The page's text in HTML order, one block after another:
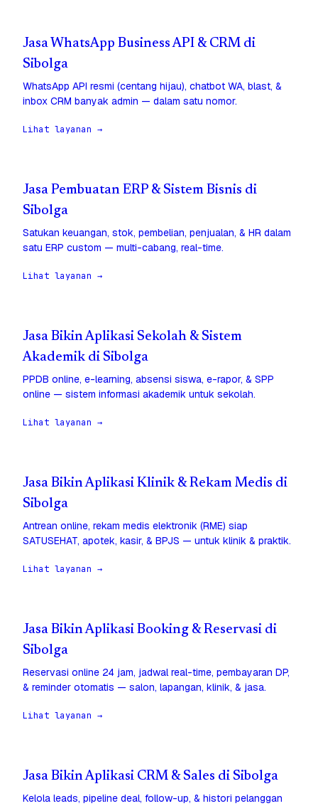
Jasa WhatsApp Business API & CRM di
Sibolga
WhatsApp API resmi (centang hijau), chatbot WA, blast, &
inbox CRM banyak admin — dalam satu nomor.
Lihat layanan →
Jasa Pembuatan ERP & Sistem Bisnis di
Sibolga
Satukan keuangan, stok, pembelian, penjualan, & HR dalam
satu ERP custom — multi-cabang, real-time.
Lihat layanan →
Jasa Bikin Aplikasi Sekolah & Sistem
Akademik di Sibolga
PPDB online, e-learning, absensi siswa, e-rapor, & SPP
online — sistem informasi akademik untuk sekolah.
Lihat layanan →
Jasa Bikin Aplikasi Klinik & Rekam Medis di
Sibolga
Antrean online, rekam medis elektronik (RME) siap
SATUSEHAT, apotek, kasir, & BPJS — untuk klinik & praktik.
Lihat layanan →
Jasa Bikin Aplikasi Booking & Reservasi di
Sibolga
Reservasi online 24 jam, jadwal real-time, pembayaran DP,
& reminder otomatis — salon, lapangan, klinik, & jasa.
Lihat layanan →
Jasa Bikin Aplikasi CRM & Sales di Sibolga
Kelola leads, pipeline deal, follow-up, & histori pelanggan